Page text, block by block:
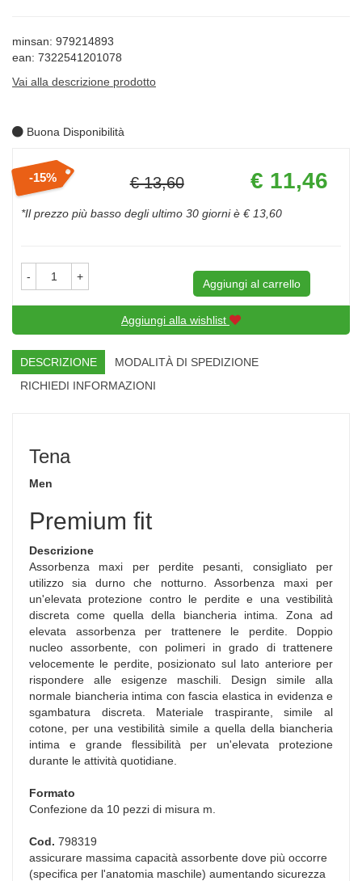
minsan: 979214893
ean: 7322541201078
Vai alla descrizione prodotto
Buona Disponibilità
Sconto
del
15% € 13,60
Prezzo
scontato
€ 11,46
*Il prezzo più basso degli ultimo 30 giorni è € 13,60
- +
Aggiungi al carrello
Aggiungi alla wishlist
DESCRIZIONE
MODALITÀ DI SPEDIZIONE
RICHIEDI INFORMAZIONI
Tena
Men
Premium fit
Descrizione
Assorbenza maxi per perdite pesanti, consigliato per
utilizzo sia durno che notturno. Assorbenza maxi per
un'elevata protezione contro le perdite e una vestibilità
discreta come quella della biancheria intima. Zona ad
elevata assorbenza per trattenere le perdite. Doppio
nucleo assorbente, con polimeri in grado di trattenere
velocemente le perdite, posizionato sul lato anteriore per
rispondere alle esigenze maschili. Design simile alla
normale biancheria intima con fascia elastica in evidenza e
sgambatura discreta. Materiale traspirante, simile al
cotone, per una vestibilità simile a quella della biancheria
intima e grande flessibilità per un'elevata protezione
durante le attività quotidiane.
Formato
Confezione da 10 pezzi di misura m.
Cod. 798319
assicurare massima capacità assorbente dove più occorre
(specifica per l'anatomia maschile) aumentando sicurezza